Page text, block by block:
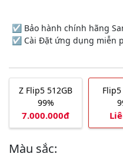
☑️ Bảo hành chính hãng
☑️ Cài Đặt ứng dụng miễn
Z Flip5 512GB
99%
7.000.000đ
Flip5
Màu sắc: